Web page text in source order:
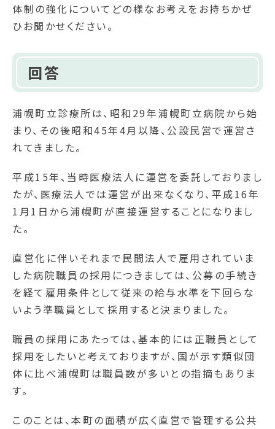
体制の強化についてどの様なお考えをお持ちかぜ
ひお聞かせください。
回答
浦幌町立診療所は、昭和29年浦幌町立病院から始
まり、その後昭和45年4月以降、公設民営で運営さ
れてきました。
平成15年、当時医療法人に運営を委託しておりまし
たが、医療法人では運営が出来なくなり、平成16年
1月1日から浦幌町が直接運営することになりまし
た。
直営化に伴いそれまで民間法人で雇用されていま
した病院職員の採用につきましては、公募の手続き
を経て雇用条件として従来の給与水準を下回らな
いよう準職員として採用すると決まりました。
職員の採用にあたっては、基本的には正職員として
採用をしたいと考えておりますが、国が示す類似団
体に比べ浦幌町は職員数が多いとの指摘もありま
す。
このことは、本町の面積が広く直営で管理する公共